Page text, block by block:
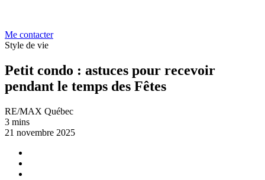
Me contacter
Style de vie
Petit condo : astuces pour recevoir
pendant le temps des Fêtes
RE/MAX Québec
3 mins
21 novembre 2025